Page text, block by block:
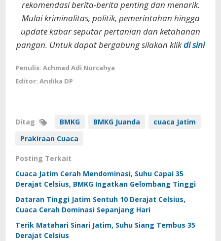
rekomendasi berita-berita penting dan menarik.
Mulai kriminalitas, politik, pemerintahan hingga
update kabar seputar pertanian dan ketahanan
pangan. Untuk dapat bergabung silakan klikdi sini
Penulis: Achmad Adi Nurcahya
Editor: Andika DP
Ditag BMKG BMKG Juanda
cuaca Jatim
Prakiraan Cuaca
Posting Terkait
Cuaca Jatim Cerah Mendominasi, Suhu Capai 35
Derajat Celsius, BMKG Ingatkan Gelombang Tinggi
Dataran Tinggi Jatim Sentuh 10 Derajat Celsius,
Cuaca Cerah Dominasi Sepanjang Hari
Terik Matahari Sinari Jatim, Suhu Siang Tembus 35
Derajat Celsius